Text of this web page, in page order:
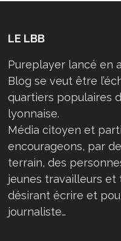
LE LBB
Pureplayer lancé en
Blog se veut être
quartiers populaires
lyonnaise.
Média citoyen et
encourageons, par
terrain, des
jeunes travailleurs
désirant écrire et
journaliste…